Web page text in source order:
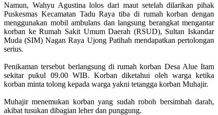
Namun, Wahyu Agustina lolos dari maut setelah dilarikan pihak
Puskesmas Kecamatan Tadu Raya tiba di rumah korban dengan
menggunakan mobil ambulans dan langsung berangkat mengantar
korban ke Rumah Sakit Umum Daerah (RSUD), Sultan Iskandar
Muda (SIM) Nagan Raya Ujong Patihah mendapatkan pertolongan
serius.
Penikaman tersebut berlangsung di rumah korban Desa Alue Itam
sekitar pukul 09.00 WIB. Korban diketahui oleh warga ketika
korban minta tolong kepada warga yakni tetangga korban Muhajir.
Muhajir menemukan korban yang sudah roboh bersimbah darah,
akibat tusukan dibagian leher dan punggung.